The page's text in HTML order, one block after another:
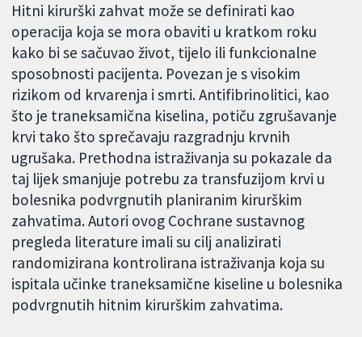
Hitni kirurški zahvat može se definirati kao
operacija koja se mora obaviti u kratkom roku
kako bi se sačuvao život, tijelo ili funkcionalne
sposobnosti pacijenta. Povezan je s visokim
rizikom od krvarenja i smrti. Antifibrinolitici, kao
što je traneksamična kiselina, potiču zgrušavanje
krvi tako što sprečavaju razgradnju krvnih
ugrušaka. Prethodna istraživanja su pokazale da
taj lijek smanjuje potrebu za transfuzijom krvi u
bolesnika podvrgnutih planiranim kirurškim
zahvatima. Autori ovog Cochrane sustavnog
pregleda literature imali su cilj analizirati
randomizirana kontrolirana istraživanja koja su
ispitala učinke traneksamične kiseline u bolesnika
podvrgnutih hitnim kirurškim zahvatima.